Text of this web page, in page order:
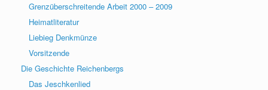
Grenzüberschreitende Arbeit 2000 – 2009
Heimatliteratur
Liebieg Denkmünze
Vorsitzende
Die Geschichte Reichenbergs
Das Jeschkenlied